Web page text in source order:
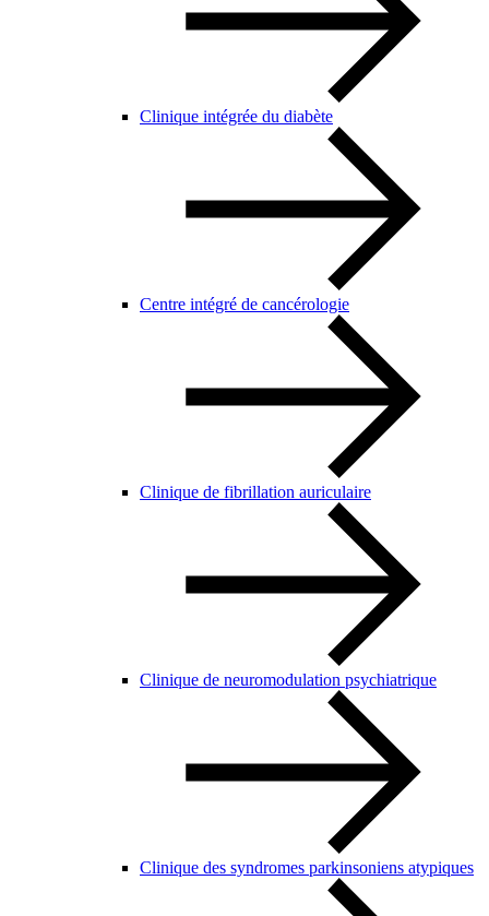
Clinique intégrée du diabète
Centre intégré de cancérologie
Clinique de fibrillation auriculaire
Clinique de neuromodulation psychiatrique
Clinique des syndromes parkinsoniens atypiques